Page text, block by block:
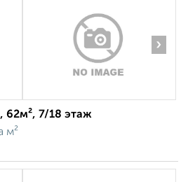
›
62м², 7/18 этаж
м²